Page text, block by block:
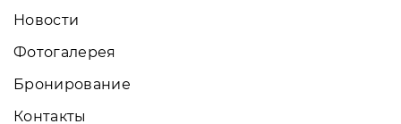
Новости
Фотогалерея
Бронирование
Контакты